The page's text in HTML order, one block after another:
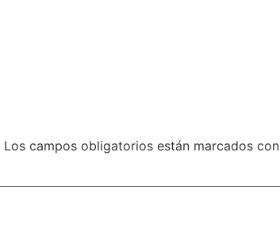
Los campos obligatorios están marcados con